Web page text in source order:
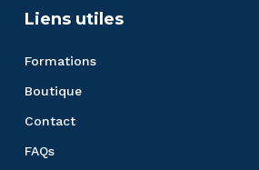
Liens utiles
Formations
Boutique
Contact
FAQs